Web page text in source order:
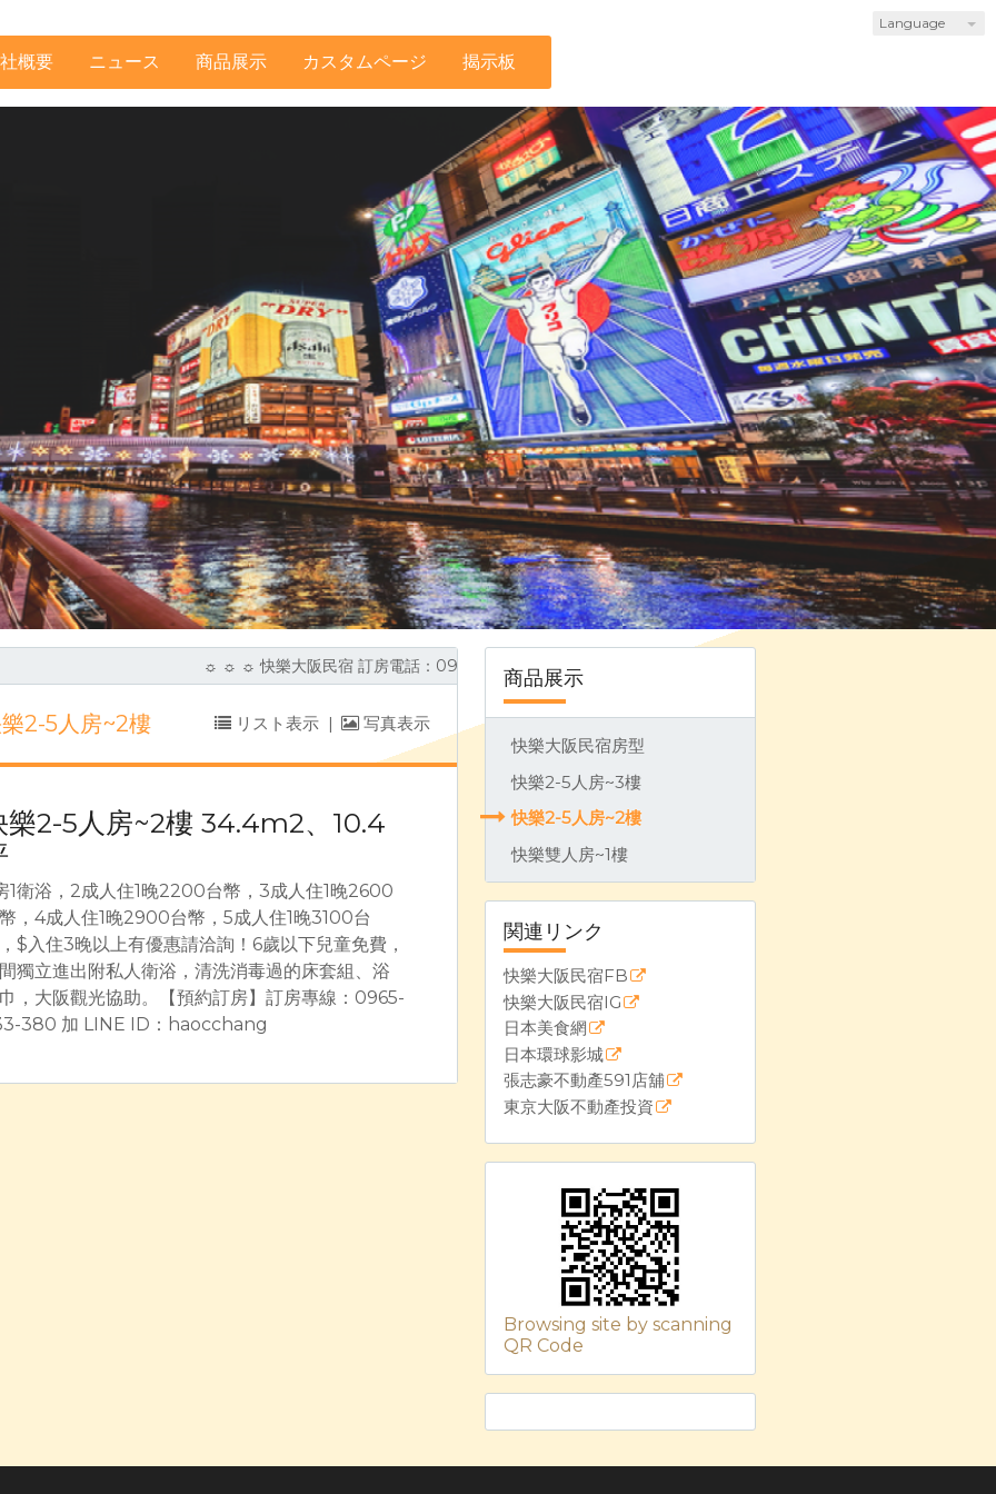
Language
概要 ニュース 商品展示 カスタムページ 揭示板
商品展示
快樂大阪民宿房型
快樂2-5人房~3樓
快樂2-5人房~2樓
快樂雙人房~1樓
関連リンク
快樂大阪民宿FB
快樂大阪民宿IG
日本美食網
日本環球影城
張志豪不動產591店舖
東京大阪不動產投資
Browsing site by scanning
QR Code
☼ ☼ ☼ 快樂大阪民宿 訂房電話：0965-233-380 (LINE)，大阪市中心合法民宿，整棟全新裝潢，房間整層獨立
2-5人房~2樓 リスト表示 | 写真表示
樂2-5人房~2樓 34.4m2、10.4
1衛浴，2成人住1晚2200台幣，3成人住1晚2600
，4成人住1晚2900台幣，5成人住1晚3100台
$入住3晚以上有優惠請洽詢！6歲以下兒童免費，
獨立進出附私人衛浴，清洗消毒過的床套組、浴
，大阪觀光協助。【預約訂房】訂房專線：0965-
380 加 LINE ID：haocchang